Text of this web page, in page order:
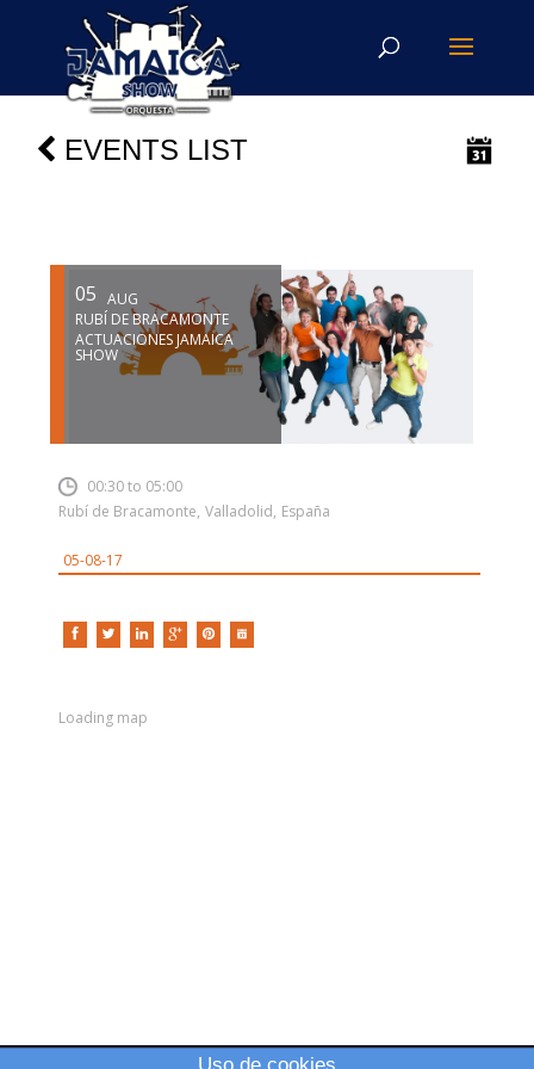
EVENTS LIST
05 AUG
RUBÍ DE BRACAMONTE
ACTUACIONES JAMAICA
SHOW
00:30 to 05:00
Rubí de Bracamonte, Valladolid, España
05-08-17
Loading map